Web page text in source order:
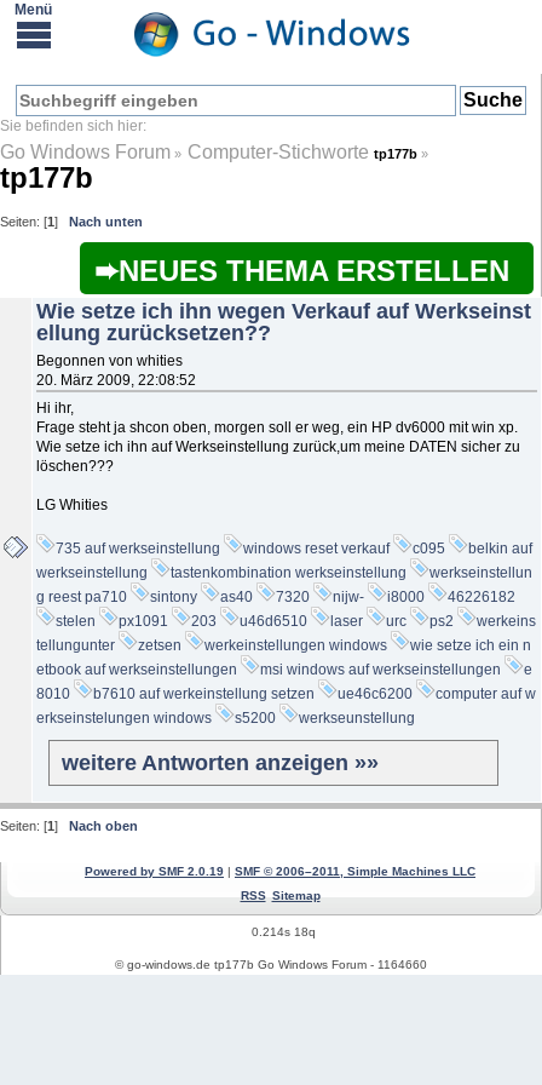
Go Windows Forum » Computer-Stichwortetp177b »
tp177b
Seiten: [1] Nach unten
NEUES THEMA ERSTELLEN
Wie setze ich ihn wegen Verkauf auf Werkseinst
ellung zurücksetzen??
Begonnen von whities
20. März 2009, 22:08:52
Hi ihr,
Frage steht ja shcon oben, morgen soll er weg, ein HP dv6000 mit win xp.
Wie setze ich ihn auf Werkseinstellung zurück,um meine DATEN sicher zu
löschen???
LG Whities
735 auf werkseinstellung windows reset verkauf c095
belkin auf
werkseinstellung
tastenkombination werkseinstellung
werkseinstellun
g reest pa710
sintony as40 7320 nijw- i8000
46226182
stelen
px1091 203 u46d6510 laser urc ps2
werkeins
tellungunter
zetsen werkeinstellungen windows
wie setze ich ein n
etbook auf werkseinstellungen
msi windows auf werkseinstellungen
e
8010
b7610 auf werkeinstellung setzen ue46c6200
computer auf w
erkseinstelungen windows
s5200 werkseunstellung
weitere Antworten anzeigen »»
Seiten: [1] Nach oben
Powered by SMF 2.0.19 | SMF © 2006–2011, Simple Machines LLC
RSS Sitemap
0.214s 18q
© go-windows.de tp177b Go Windows Forum - 1164660